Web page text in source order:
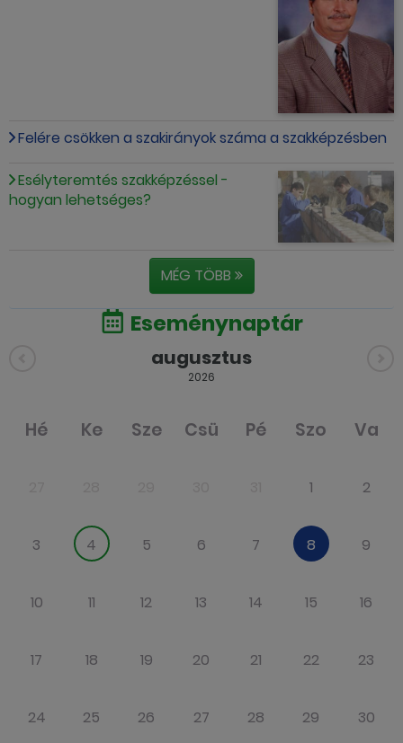
Felére csökken a szakirányok száma a szakképzésben
Esélyteremtés szakképzéssel -
hogyan lehetséges?
MÉG TÖBB
Eseménynaptár
augusztus
2026
Hé Ke Sze Csü Pé Szo Va
1 2
3 4 5 6 7 8 9
10 11 12 13 14 15 16
17 18 19 20 21 22 23
24 25 26 27 28 29 30